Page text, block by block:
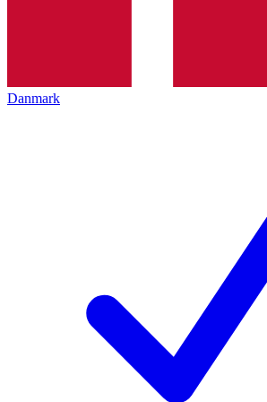
Danmark